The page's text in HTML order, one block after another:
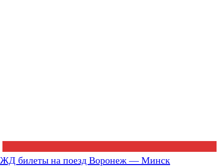
ЖД билеты на поезд Воронеж — Минск